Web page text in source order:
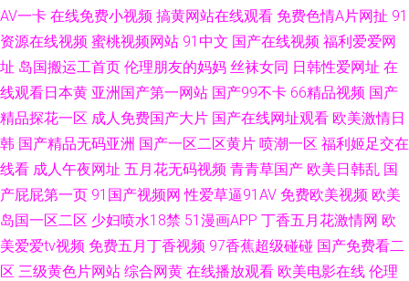
AV一卡 在线免费小视频 搞黄网站在线观看 免费色情A片网扯 91
资源在线视频 蜜桃视频网站 91中文 国产在线视频 福利爱爱网
址 岛国搬运工首页 伦理朋友的妈妈 丝袜女同 日韩性爱网址 在
线观看日本黄 亚洲国产第一网站 国产99不卡 66精品视频 国产
精品探花一区 成人免费国产大片 国产在线网址观看 欧美激情日
韩 国产精品无码亚洲 国产一区二区黄片 喷潮一区 福利姬足交在
线看 成人午夜网址 五月花无码视频 青青草国产 欧美日韩乱 国
产屁屁第一页 91国产视频网 性爱草逼91AV 免费欧美视频 欧美
岛国一区二区 少妇喷水18禁 51漫画APP 丁香五月花激情网 欧
美爱爱tv视频 免费五月丁香视频 97香蕉超级碰碰 国产免费看二
区 三级黄色片网站 综合网黄 在线播放观看 欧美电影在线 伦理